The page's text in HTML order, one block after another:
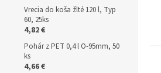
Vrecia do koša žlté 120 l, Typ
60, 25ks
4,82 €
Pohár z PET 0,4 l O-95mm, 50
ks
4,66 €